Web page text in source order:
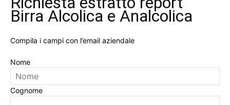
Birra Alcolica e Analcolica
Compila i campi con l’email aziendale
Nome
Cognome